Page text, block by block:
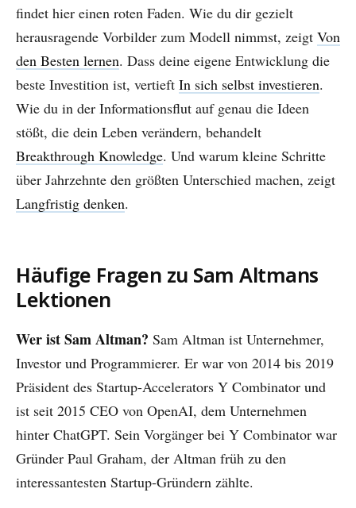
findet hier einen roten Faden. Wie du dir gezielt
herausragende Vorbilder zum Modell nimmst, zeigt Von
den Besten lernen. Dass deine eigene Entwicklung die
beste Investition ist, vertieft In sich selbst investieren.
Wie du in der Informationsflut auf genau die Ideen
stößt, die dein Leben verändern, behandelt
Breakthrough Knowledge. Und warum kleine Schritte
über Jahrzehnte den größten Unterschied machen, zeigt
Langfristig denken.
Häufige Fragen zu Sam Altmans
Lektionen
Wer ist Sam Altman? Sam Altman ist Unternehmer,
Investor und Programmierer. Er war von 2014 bis 2019
Präsident des Startup-Accelerators Y Combinator und
ist seit 2015 CEO von OpenAI, dem Unternehmen
hinter ChatGPT. Sein Vorgänger bei Y Combinator war
Gründer Paul Graham, der Altman früh zu den
interessantesten Startup-Gründern zählte.